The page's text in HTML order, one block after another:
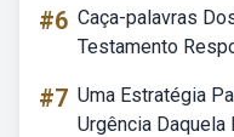
#6 Caça-palavras
Testamento
#7 Uma Estratégia
Urgência Daquela